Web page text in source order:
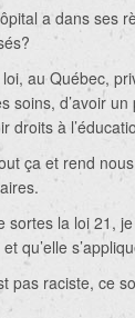
a dans ses
au Québec,
soins, d’avoir
droits à
ça et rend
sortes la loi 21,
qu’elle
pas raciste, ce